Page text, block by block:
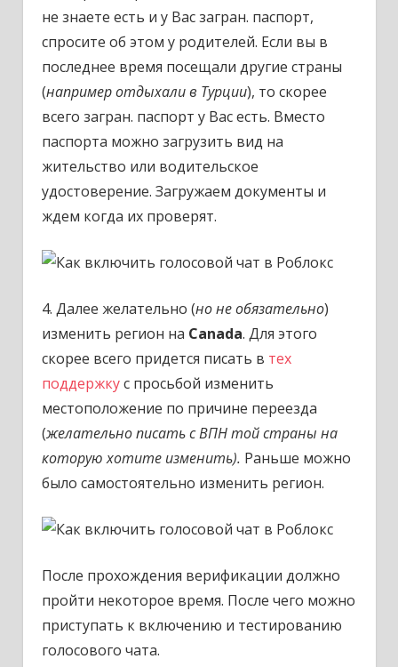
не знаете есть и у Вас загран. паспорт,
спросите об этом у родителей. Если вы в
последнее время посещали другие страны
(например отдыхали в Турции), то скорее
всего загран. паспорт у Вас есть. Вместо
паспорта можно загрузить вид на
жительство или водительское
удостоверение. Загружаем документы и
ждем когда их проверят.
4. Далее желательно (но не обязательно)
изменить регион на Canada. Для этого
скорее всего придется писать в тех
поддержкус просьбой изменить
местоположение по причине переезда
(желательно писать с ВПН той страны на
которую хотите изменить). Раньше можно
было самостоятельно изменить регион.
После прохождения верификации должно
пройти некоторое время. После чего можно
приступать к включению и тестированию
голосового чата.